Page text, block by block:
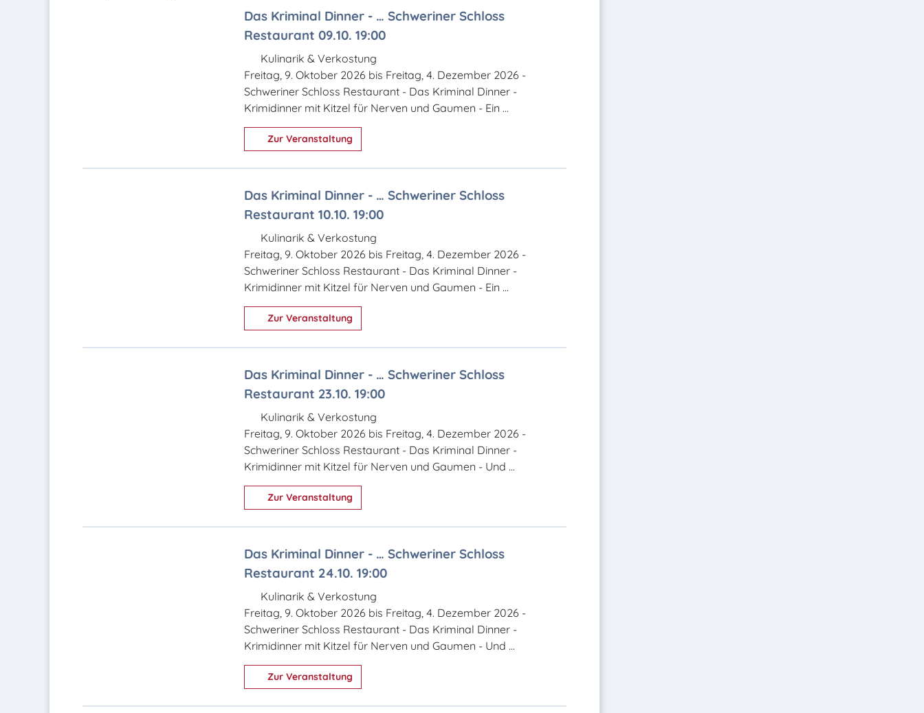
Das Kriminal Dinner - … Schweriner Schloss
Restaurant 09.10. 19:00
Kulinarik & Verkostung
Freitag, 9. Oktober 2026 bis Freitag, 4. Dezember 2026 -
Schweriner Schloss Restaurant - Das Kriminal Dinner -
Krimidinner mit Kitzel für Nerven und Gaumen - Ein ...
Zur Veranstaltung
Das Kriminal Dinner - … Schweriner Schloss
Restaurant 10.10. 19:00
Kulinarik & Verkostung
Freitag, 9. Oktober 2026 bis Freitag, 4. Dezember 2026 -
Schweriner Schloss Restaurant - Das Kriminal Dinner -
Krimidinner mit Kitzel für Nerven und Gaumen - Ein ...
Zur Veranstaltung
Das Kriminal Dinner - … Schweriner Schloss
Restaurant 23.10. 19:00
Kulinarik & Verkostung
Freitag, 9. Oktober 2026 bis Freitag, 4. Dezember 2026 -
Schweriner Schloss Restaurant - Das Kriminal Dinner -
Krimidinner mit Kitzel für Nerven und Gaumen - Und ...
Zur Veranstaltung
Das Kriminal Dinner - … Schweriner Schloss
Restaurant 24.10. 19:00
Kulinarik & Verkostung
Freitag, 9. Oktober 2026 bis Freitag, 4. Dezember 2026 -
Schweriner Schloss Restaurant - Das Kriminal Dinner -
Krimidinner mit Kitzel für Nerven und Gaumen - Und ...
Zur Veranstaltung